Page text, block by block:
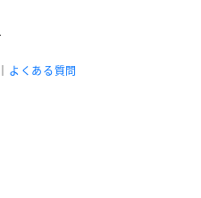
よくある質問